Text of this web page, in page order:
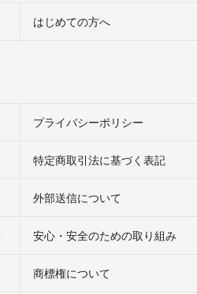
はじめての方へ
プライバシーポリシー
特定商取引法に基づく表記
外部送信について
安心・安全のための取り組み
商標権について